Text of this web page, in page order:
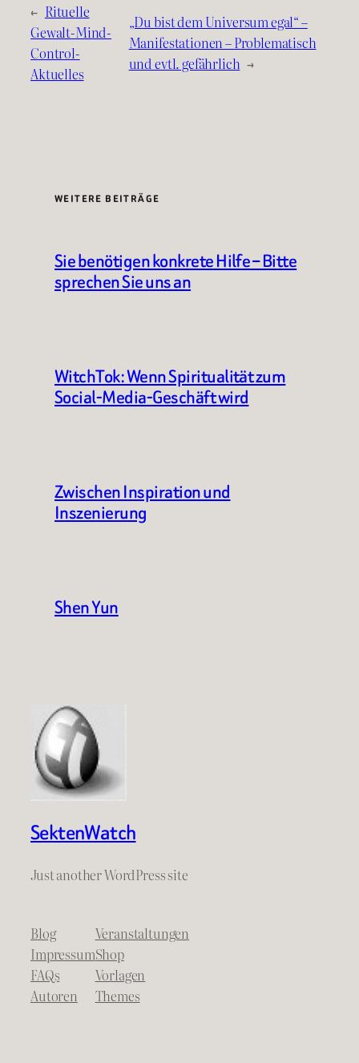
← Rituelle
Gewalt-Mind-
Control-
Aktuelles
„Du bist dem Universum egal“ –
Manifestationen – Problematisch
und evtl. gefährlich →
WEITERE BEITRÄGE
Sie benötigen konkrete Hilfe – Bitte
sprechen Sie uns an
WitchTok: Wenn Spiritualität zum
Social-Media-Geschäft wird
Zwischen Inspiration und
Inszenierung
Shen Yun
SektenWatch
Just another WordPress site
Blog
Impressum
FAQs
Autoren
Veranstaltungen
Shop
Vorlagen
Themes